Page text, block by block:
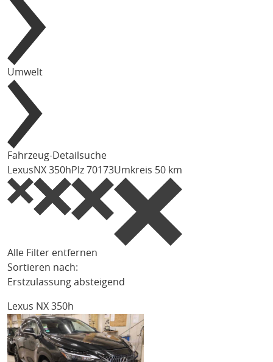
Umwelt
Fahrzeug-Detailsuche
LexusNX 350hPlz 70173Umkreis 50 km
Alle Filter entfernen
Sortieren nach:
Erstzulassung absteigend
Lexus NX 350h